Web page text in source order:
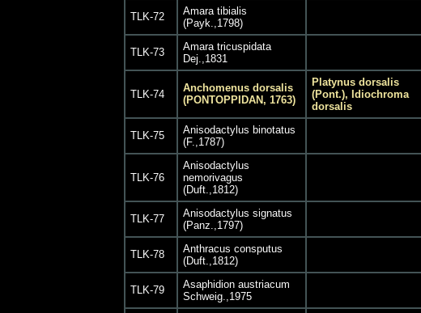
TLK-72
Amara tibialis
(Payk.,1798)
TLK-73
Amara tricuspidata
Dej.,1831
TLK-74
Anchomenus dorsalis
(PONTOPPIDAN, 1763)
Platynus dorsalis
(Pont.), Idiochroma
dorsalis
TLK-75
Anisodactylus binotatus
(F.,1787)
TLK-76
Anisodactylus
nemorivagus
(Duft.,1812)
TLK-77
Anisodactylus signatus
(Panz.,1797)
TLK-78
Anthracus consputus
(Duft.,1812)
TLK-79
Asaphidion austriacum
Schweig.,1975